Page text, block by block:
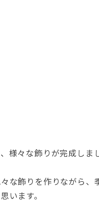
様々な飾りが完成し
な飾りを作りながら
います。